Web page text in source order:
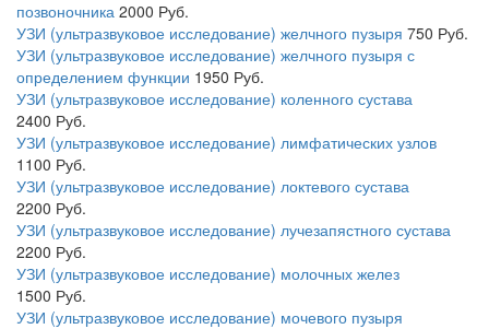
позвоночника 2000 Руб.
УЗИ (ультразвуковое исследование) желчного пузыря 750 Руб.
УЗИ (ультразвуковое исследование) желчного пузыря с
определением функции 1950 Руб.
УЗИ (ультразвуковое исследование) коленного сустава
2400 Руб.
УЗИ (ультразвуковое исследование) лимфатических узлов
1100 Руб.
УЗИ (ультразвуковое исследование) локтевого сустава
2200 Руб.
УЗИ (ультразвуковое исследование) лучезапястного сустава
2200 Руб.
УЗИ (ультразвуковое исследование) молочных желез
1500 Руб.
УЗИ (ультразвуковое исследование) мочевого пузыря